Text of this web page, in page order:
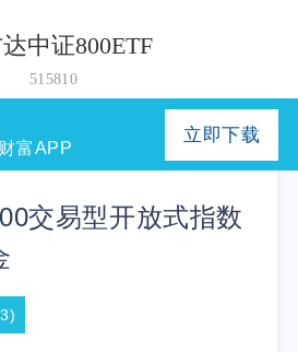
中证800ETF
515810
交易型开放式指数
富APP
立即下载